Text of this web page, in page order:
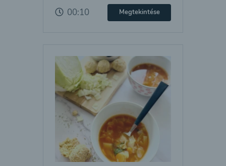
00:10 Megtekintése